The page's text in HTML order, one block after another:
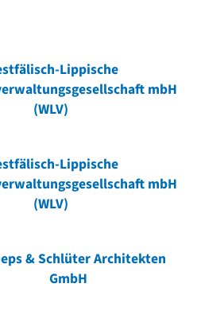
Lippische
mbH
(WLV)
Lippische
mbH
(WLV)
& Schlüter Architekten
GmbH